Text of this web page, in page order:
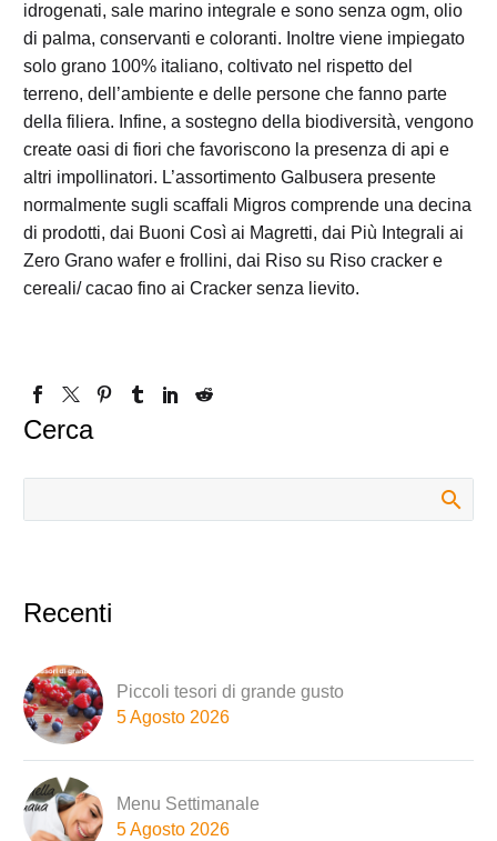
idrogenati, sale marino integrale e sono senza ogm, olio
di palma, conservanti e coloranti. Inoltre viene impiegato
solo grano 100% italiano, coltivato nel rispetto del
terreno, dell’ambiente e delle persone che fanno parte
della filiera. Infine, a sostegno della biodiversità, vengono
create oasi di fiori che favoriscono la presenza di api e
altri impollinatori. L’assortimento Galbusera presente
normalmente sugli scaffali Migros comprende una decina
di prodotti, dai Buoni Così ai Magretti, dai Più Integrali ai
Zero Grano wafer e frollini, dai Riso su Riso cracker e
cereali/ cacao fino ai Cracker senza lievito.
Cerca
Recenti
Piccoli tesori di grande gusto
5 Agosto 2026
Menu Settimanale
5 Agosto 2026